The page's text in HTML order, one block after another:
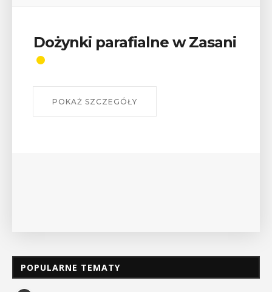
Dożynki parafialne w Zasani
POKAŻ SZCZEGÓŁY
POPULARNE TEMATY